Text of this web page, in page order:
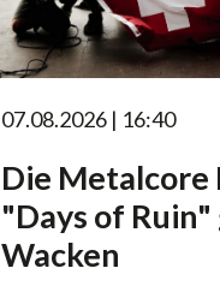
07.08.2026 | 16:40
Die Metalcore
"Days of Ruin"
Wacken